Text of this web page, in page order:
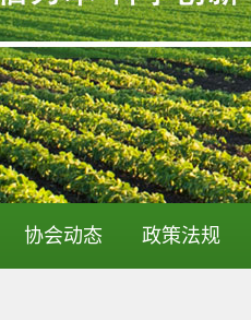
协会动态 政策法规